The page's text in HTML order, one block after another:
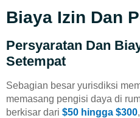
Biaya Izin Dan
Persyaratan Dan
Setempat
Sebagian besar yurisdiksi
memasang pengisi daya di
berkisar dari $50 hingga $300